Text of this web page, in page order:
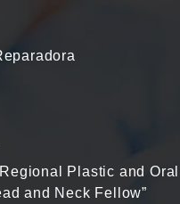
Plastic and Oral
and Neck Fellow”